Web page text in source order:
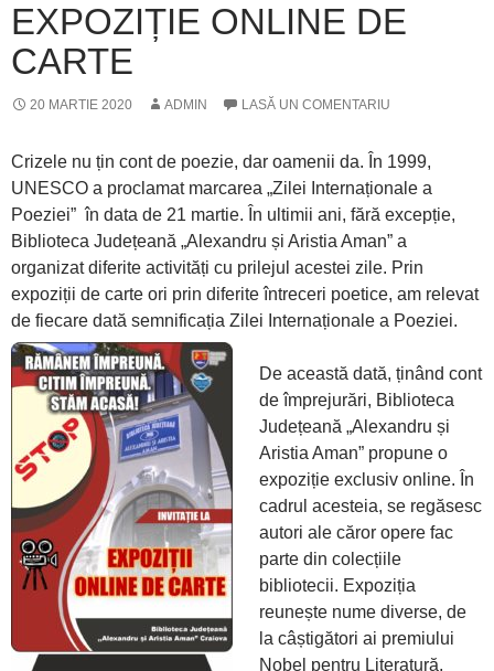
EXPOZIȚIE ONLINE DE
CARTE
20 MARTIE 2020 ADMIN LASĂ UN COMENTARIU
Crizele nu țin cont de poezie, dar oamenii da. În 1999,
UNESCO a proclamat marcarea „Zilei Internaționale a
Poeziei” în data de 21 martie. În ultimii ani, fără excepție,
Biblioteca Județeană „Alexandru și Aristia Aman” a
organizat diferite activități cu prilejul acestei zile. Prin
expoziții de carte ori prin diferite întreceri poetice, am relevat
de fiecare dată semnificația Zilei Internaționale a Poeziei.
De această dată, ținând cont
de împrejurări, Biblioteca
Județeană „Alexandru și
Aristia Aman” propune o
expoziție exclusiv online. În
cadrul acesteia, se regăsesc
autori ale căror opere fac
parte din colecțiile
bibliotecii. Expoziția
reunește nume diverse, de
la câștigători ai premiului
Nobel pentru Literatură,